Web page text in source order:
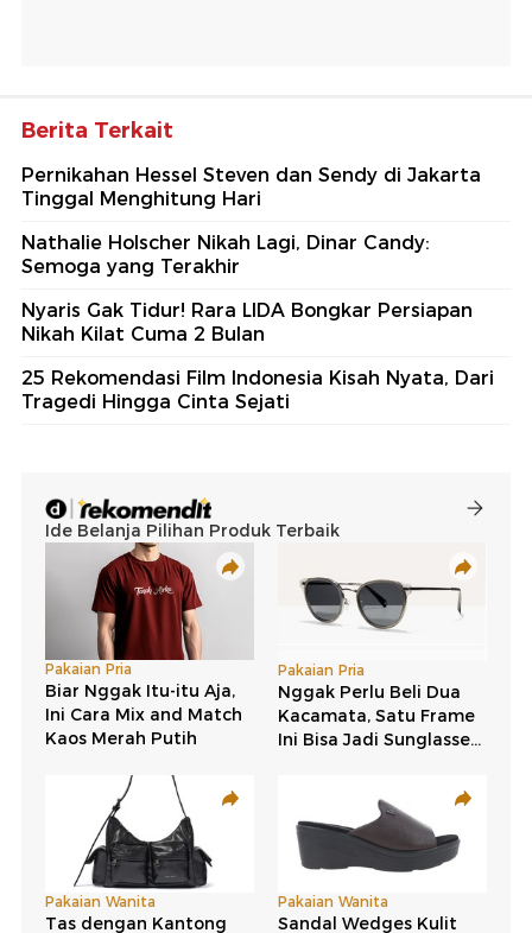
Berita Terkait
Pernikahan Hessel Steven dan Sendy di Jakarta
Tinggal Menghitung Hari
Nathalie Holscher Nikah Lagi, Dinar Candy:
Semoga yang Terakhir
Nyaris Gak Tidur! Rara LIDA Bongkar Persiapan
Nikah Kilat Cuma 2 Bulan
25 Rekomendasi Film Indonesia Kisah Nyata, Dari
Tragedi Hingga Cinta Sejati